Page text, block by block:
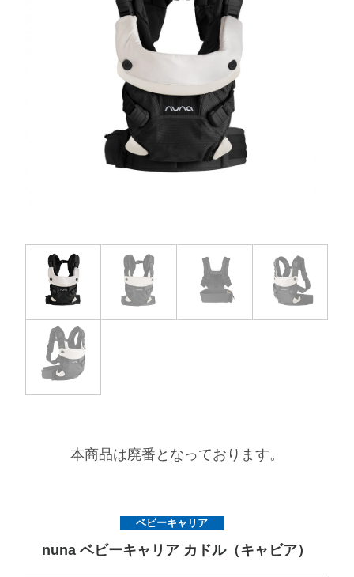
お問い合わせ
チャイルドシートユーザー登録
このサイトについて
× 閉じる
本商品は廃番となっております。
ベビーキャリア
nuna ベビーキャリア カドル（キャビア）